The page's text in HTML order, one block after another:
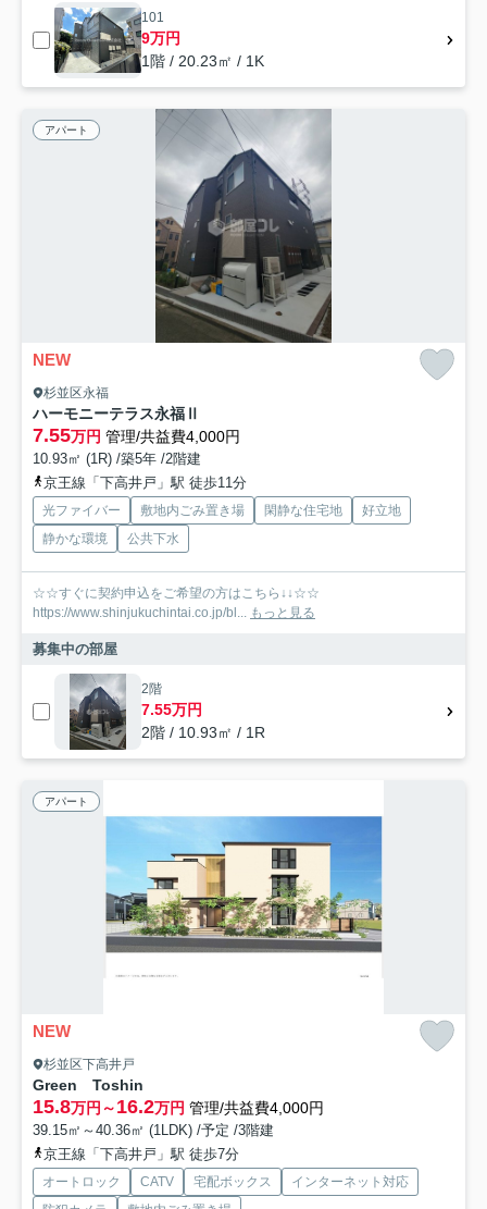
101
9万円
1階 / 20.23㎡ / 1K
アパート
NEW
杉並区永福
ハーモニーテラス永福Ⅱ
7.55万円 管理/共益費4,000円
10.93㎡ (1R) /築5年 /2階建
京王線「下高井戸」駅 徒歩11分
光ファイバー 敷地内ごみ置き場 閑静な住宅地
好立地
静かな環境
公共下水
☆☆すぐに契約申込をご希望の方はこちら↓↓☆☆
https://www.shinjukuchintai.co.jp/bl... もっと見る
募集中の部屋
2階
7.55万円
2階 / 10.93㎡ / 1R
アパート
NEW
杉並区下高井戸
Green Toshin
15.8万円～16.2万円 管理/共益費4,000円
39.15㎡～40.36㎡ (1LDK) /予定 /3階建
京王線「下高井戸」駅 徒歩7分
オートロック CATV 宅配ボックス
インターネット対応